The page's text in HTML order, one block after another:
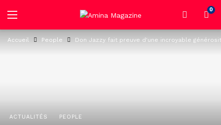
0
Accueil People Don Jazzy fait preuve d'une incroyable
ACTUALITÉS PEOPLE